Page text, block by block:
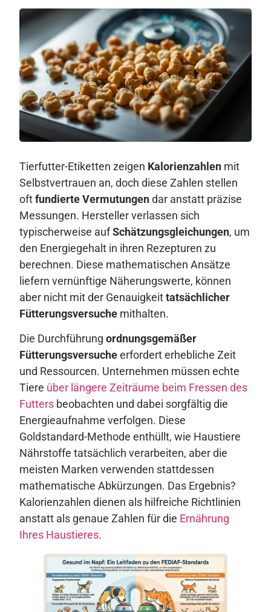
Tierfutter-Etiketten zeigen Kalorienzahlen mit
Selbstvertrauen an, doch diese Zahlen stellen
oftfundierte Vermutungendar anstatt präzise
Messungen. Hersteller verlassen sich
typischerweise aufSchätzungsgleichungen, um
den Energiegehalt in ihren Rezepturen zu
berechnen. Diese mathematischen Ansätze
liefern vernünftige Näherungswerte, können
aber nicht mit der Genauigkeittatsächlicher
Fütterungsversuche mithalten.
Die Durchführung ordnungsgemäßer
Fütterungsversucheerfordert erhebliche Zeit
und Ressourcen. Unternehmen müssen echte
Tiere über längere Zeiträume beim Fressen des
Futters beobachten und dabei sorgfältig die
Energieaufnahme verfolgen. Diese
Goldstandard-Methode enthüllt, wie Haustiere
Nährstoffe tatsächlich verarbeiten, aber die
meisten Marken verwenden stattdessen
mathematische Abkürzungen. Das Ergebnis?
Kalorienzahlen dienen als hilfreiche Richtlinien
anstatt als genaue Zahlen für die Ernährung
Ihres Haustieres.